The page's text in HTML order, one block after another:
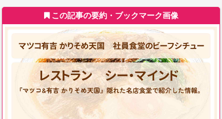
この記事の要約・ブックマーク画像